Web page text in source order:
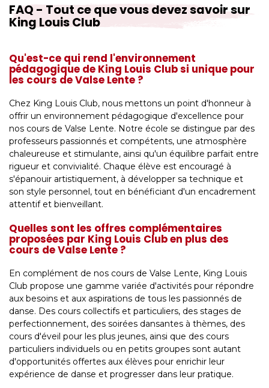
FAQ - Tout ce que vous devez savoir sur
King Louis Club
Qu'est-ce qui rend l'environnement
pédagogique de King Louis Club si unique pour
les cours de Valse Lente ?
Chez King Louis Club, nous mettons un point d'honneur à
offrir un environnement pédagogique d'excellence pour
nos cours de Valse Lente. Notre école se distingue par des
professeurs passionnés et compétents, une atmosphère
chaleureuse et stimulante, ainsi qu'un équilibre parfait entre
rigueur et convivialité. Chaque élève est encouragé à
s'épanouir artistiquement, à développer sa technique et
son style personnel, tout en bénéficiant d'un encadrement
attentif et bienveillant.
Quelles sont les offres complémentaires
proposées par King Louis Club en plus des
cours de Valse Lente ?
En complément de nos cours de Valse Lente, King Louis
Club propose une gamme variée d'activités pour répondre
aux besoins et aux aspirations de tous les passionnés de
danse. Des cours collectifs et particuliers, des stages de
perfectionnement, des soirées dansantes à thèmes, des
cours d'éveil pour les plus jeunes, ainsi que des cours
particuliers individuels ou en petits groupes sont autant
d'opportunités offertes aux élèves pour enrichir leur
expérience de danse et progresser dans leur pratique.